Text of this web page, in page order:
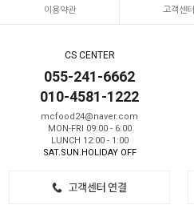
이용약관 고객센터
CS CENTER
055-241-6662
010-4581-1222
mcfood24@naver.com
MON-FRI 09:00 - 6:00
LUNCH 12:00 - 1:00
SAT.SUN.HOLIDAY OFF